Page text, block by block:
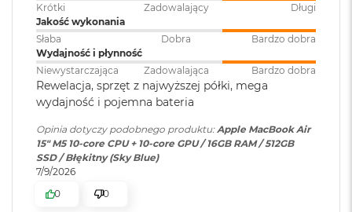
W
e
d
ł
u
g
p
o
e
m
n
o
ś
Wyświetlacz
Wyświetlacz Liquid Retina
Wyświetlacz o przekątnej 15,3 cala z podświetleniem LED, w
technologii IPS1
Rozdzielczość natywna 2880 na 1864 piksele przy 224 pikselach na
Karta sieciowa
bezprzewodowa
WLAN:
Kamera
internetowa
Kamera 12MP Center Stage z
obsługą funkcji Widok blatu
Bateria:
Krótki
Zadowalający
Długi
Jakość wykonania
Słaba
Dobra
Bardzo dobra
Wydajność i płynność
Niewystarczająca
Zadowalająca Bardzo dobra
Rewelacja, sprzęt z najwyższej półki, mega
wydajność i pojemna bateria
Opinia dotyczy podobnego produktu: Apple MacBook Air
15" M5 10‑core CPU + 10‑core GPU / 16GB RAM / 512GB
SSD / Błękitny (Sky Blue)
7/9/2026
0
0